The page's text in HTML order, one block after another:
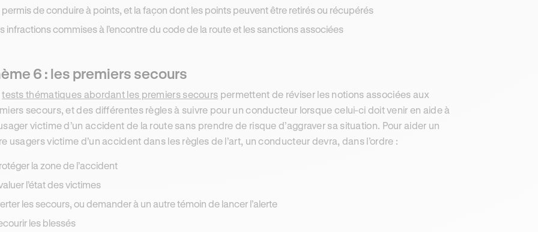
permis de conduire à points, et la façon dont les points peuvent être retirés ou récupérés
infractions commises à l’encontre du code de la route et les sanctions associées
6 : les premiers secours
tests thématiques abordant les premiers secours permettent de réviser les notions associées aux
secours, et des différentes règles à suivre pour un conducteur lorsque celui-ci doit venir en aide à
victime d’un accident de la route sans prendre de risque d’aggraver sa situation. Pour aider un
usagers victime d’un accident dans les règles de l’art, un conducteur devra, dans l’ordre :
la zone de l’accident
l’état des victimes
les secours, ou demander à un autre témoin de lancer l’alerte
les blessés